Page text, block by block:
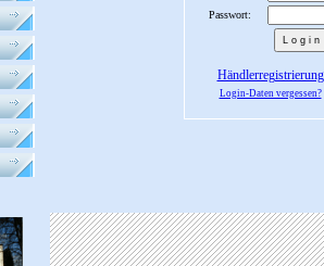
Passwort:
Händlerregistrierung
Login-Daten vergessen?